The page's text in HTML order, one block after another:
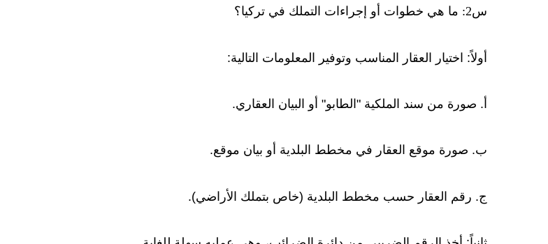
س2: ما هي خطوات أو إجراءات التملك في تركيا؟
أولاً: اختيار العقار المناسب وتوفير المعلومات التالية:
أ. صورة من سند الملكية "الطابو" أو البيان العقاري.
ب. صورة موقع العقار في مخطط البلدية أو بيان موقع.
ج. رقم العقار حسب مخطط البلدية (خاص بتملك الأراضي).